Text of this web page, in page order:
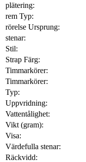
plätering:
rem Typ:
rörelse Ursprung:
stenar:
Stil:
Strap Färg:
Timmarkörer:
Timmarkörer:
Typ:
Uppvridning:
Vattentålighet:
Vikt (gram):
Visa:
Värdefulla stenar:
Räckvidd: